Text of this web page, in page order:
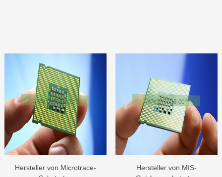
Hersteller von Microtrace-
Hersteller von MIS-